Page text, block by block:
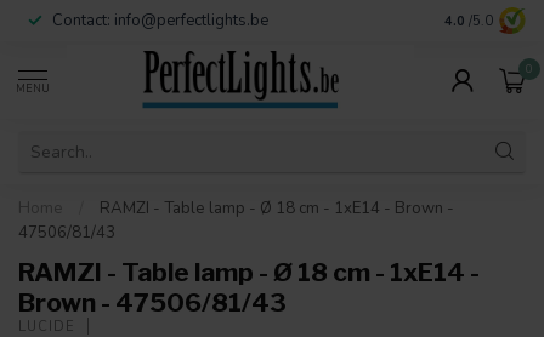
Contact: info@perfectlights.be 4.0 /5.0
MENU
0
Home
RAMZI - Table lamp - Ø 18 cm - 1xE14 - Brown -
47506/81/43
RAMZI - Table lamp - Ø 18 cm - 1xE14 -
Brown - 47506/81/43
LUCIDE